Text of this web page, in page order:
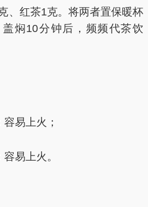
、红茶1克。将两者置保暖杯
焖10分钟后，频频代茶饮
易上火；
易上火。